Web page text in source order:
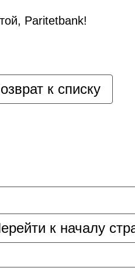
Paritetbank!
к списку
к началу